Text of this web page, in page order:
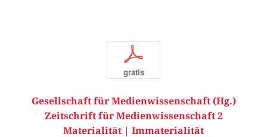
p
gratis
Gesellschaft für Medienwissenschaft (Hg.)
Zeitschrift für Medienwissenschaft 2
Materialität | Immaterialität